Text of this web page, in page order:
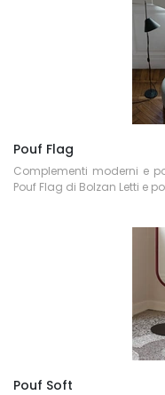
Pouf Flag
Complementi moderni e
Pouf Flag di Bolzan Letti e
Pouf Soft